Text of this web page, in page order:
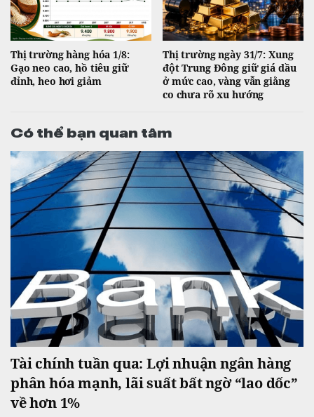
Thị trường hàng hóa 1/8:
Gạo neo cao, hồ tiêu giữ
đỉnh, heo hơi giảm
Thị trường ngày 31/7: Xung
đột Trung Đông giữ giá dầu
ở mức cao, vàng vẫn giằng
co chưa rõ xu hướng
Có thể bạn quan tâm
Tài chính tuần qua: Lợi nhuận ngân hàng
phân hóa mạnh, lãi suất bất ngờ “lao dốc”
về hơn 1%